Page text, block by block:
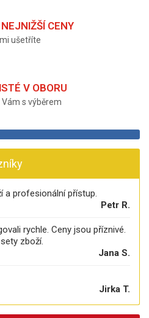
CENY
ušetříte
V OBORU
s výběrem
a profesionální přístup.
Petr R.
rychle. Ceny jsou příznivé.
zboží.
Jana S.
Jirka T.